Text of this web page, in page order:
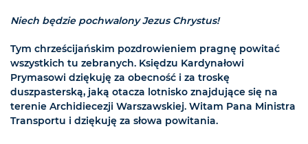
Niech będzie pochwalony Jezus Chrystus!
Tym chrześcijańskim pozdrowieniem pragnę powitać
wszystkich tu zebranych. Księdzu Kardynałowi
Prymasowi dziękuję za obecność i za troskę
duszpasterską, jaką otacza lotnisko znajdujące się na
terenie Archidiecezji Warszawskiej. Witam Pana Ministra
Transportu i dziękuję za słowa powitania.